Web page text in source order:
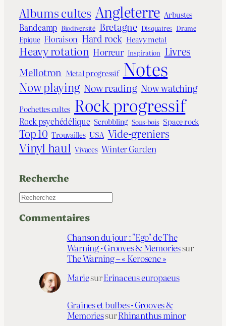
Albums cultes Angleterre Arbustes
Bandcamp Biodiversité Bretagne Disquaires Drame
Epique Floraison Hard rock Heavy metal
Heavy rotation Horreur Inspiration Livres
Mellotron Metal progressif Notes
Now playing Now reading Now watching
Pochettes cultes Rock progressif
Rock psychédélique Scrobbling Sous-bois Space rock
Top 10 Trouvailles USA Vide-greniers
Vinyl haul Vivaces Winter Garden
Recherche
R
c
Commentaires
Chanson du jour : "Ego" de The
Warning • Grooves & Memoriessur
The Warning – « Kerosene »
MariesurErinaceus europaeus
Graines et bulbes • Grooves &
MemoriessurRhinanthus minor